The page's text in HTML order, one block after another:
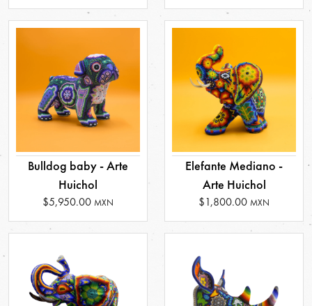
Bulldog baby - Arte
Huichol
$5,950.00 MXN
Elefante Mediano -
Arte Huichol
$1,800.00 MXN